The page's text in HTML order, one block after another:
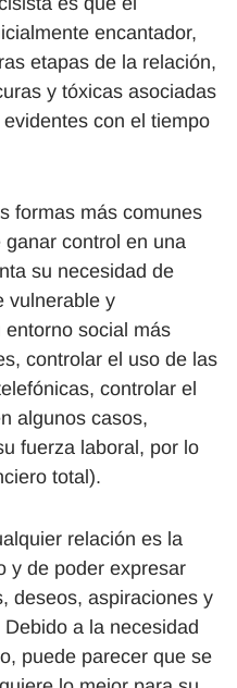
encantador,
etapas de la relación,
y tóxicas asociadas
con el tiempo
formas más comunes
control en una
su necesidad de
vulnerable y
social más
controlar el uso de las
controlar el
algunos casos,
fuerza laboral, por lo
total).
relación es la
y de poder expresar
deseos, aspiraciones y
a la necesidad
puede parecer que se